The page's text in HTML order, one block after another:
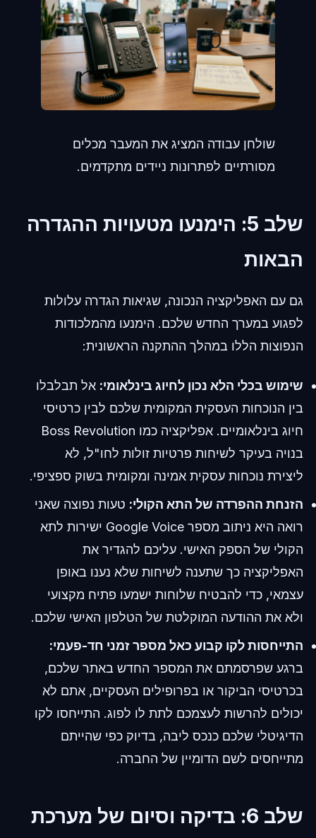
שולחן עבודה המציג את המעבר מכלים
מסורתיים לפתרונות ניידים מתקדמים.
שלב 5: הימנעו מטעויות ההגדרה
הבאות
גם עם האפליקציה הנכונה, שגיאות הגדרה עלולות
לפגוע במערך החדש שלכם. הימנעו מהמלכודות
הנפוצות הללו במהלך ההתקנה הראשונית:
שימוש בכלי הלא נכון לחיוג בינלאומי: אל תבלבלו
בין הנוכחות העסקית המקומית שלכם לבין כרטיסי
חיוג בינלאומיים. אפליקציה כמו Boss Revolution
בנויה בעיקר לשיחות פרטיות זולות לחו"ל, לא
ליצירת נוכחות עסקית אמינה ומקומית בשוק ספציפי.
הזנחת ההפרדה של התא הקולי: טעות נפוצה שאני
רואה היא ניתוב מספר Google Voice ישירות לתא
הקולי של הספק האישי. עליכם להגדיר את
האפליקציה כך שתענה לשיחות שלא נענו באופן
עצמאי, כדי להבטיח שלוחות ישמעו פתיח מקצועי
ולא את ההודעה המוקלטת של הטלפון האישי שלכם.
התייחסות לקו קבוע כאל מספר זמני חד-פעמי:
ברגע שפרסמתם את המספר החדש באתר שלכם,
בכרטיסי הביקור או בפרופילים העסקיים, אתם לא
יכולים להרשות לעצמכם לתת לו לפוג. התייחסו לקו
הדיגיטלי שלכם כנכס ליבה, בדיוק כפי שהייתם
מתייחסים לשם הדומיין של החברה.
שלב 6: בדיקה וסיום של מערכת